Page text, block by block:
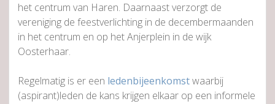
het centrum van Haren. Daarnaast verzorgt de
vereniging de feestverlichting in de decembermaanden
in het centrum en op het Anjerplein in de wijk
Oosterhaar.
Regelmatig is er een ledenbijeenkomstwaarbij
(aspirant)leden de kans krijgen elkaar op een informele